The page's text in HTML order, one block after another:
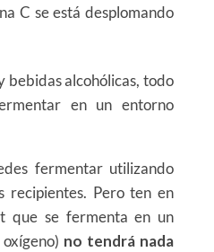
C se está desplomando
bebidas alcohólicas, todo
en un entorno
fermentar utilizando
recipientes. Pero ten en
que se fermenta en un
no tendrá nada